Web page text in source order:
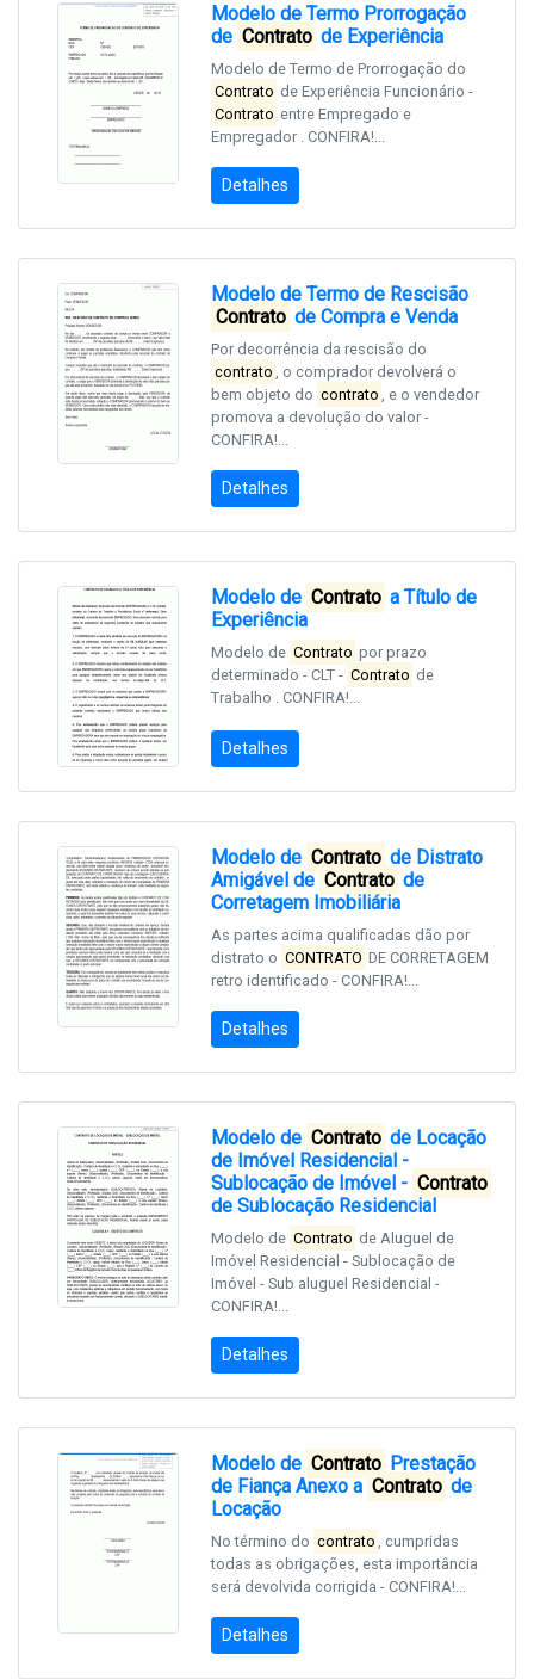
Modelo de Termo Prorrogação
de Contrato de Experiência
Modelo de Termo de Prorrogação do
Contrato de Experiência Funcionário -
Contrato entre Empregado e
Empregador . CONFIRA!...
Detalhes
Modelo de Termo de Rescisão
Contrato de Compra e Venda
Por decorrência da rescisão do
contrato , o comprador devolverá o
bem objeto do contrato , e o vendedor
promova a devolução do valor -
CONFIRA!...
Detalhes
Modelo de Contrato a Título de
Experiência
Modelo de Contrato por prazo
determinado - CLT - Contrato de
Trabalho . CONFIRA!...
Detalhes
Modelo de Contrato de Distrato
Amigável de Contrato de
Corretagem Imobiliária
As partes acima qualificadas dão por
distrato o CONTRATO DE CORRETAGEM
retro identificado - CONFIRA!...
Detalhes
Modelo de Contrato de Locação
de Imóvel Residencial -
Sublocação de Imóvel - Contrato
de Sublocação Residencial
Modelo de Contrato de Aluguel de
Imóvel Residencial - Sublocação de
Imóvel - Sub aluguel Residencial -
CONFIRA!...
Detalhes
Modelo de Contrato Prestação
de Fiança Anexo a Contrato de
Locação
No término do contrato , cumpridas
todas as obrigações, esta importância
será devolvida corrigida - CONFIRA!...
Detalhes